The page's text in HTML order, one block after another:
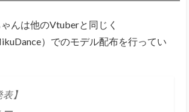
んは他のVtuberと同じく
）でのモデル配布を行ってい
表】